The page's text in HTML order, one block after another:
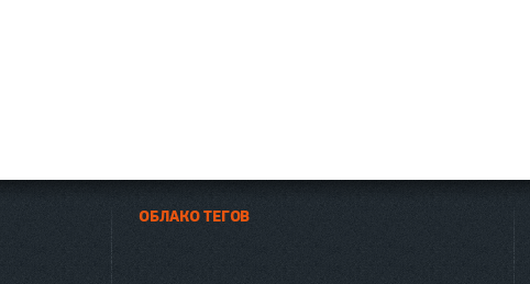
ОБЛАКО ТЕГОВ